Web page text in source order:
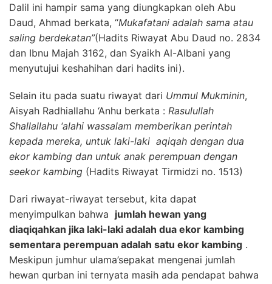
Dalil ini hampir sama yang diungkapkan oleh Abu
Daud, Ahmad berkata, “Mukafatani adalah sama atau
saling berdekatan”(Hadits Riwayat Abu Daud no. 2834
dan Ibnu Majah 3162, dan Syaikh Al-Albani yang
menyutujui keshahihan dari hadits ini).
Selain itu pada suatu riwayat dari Ummul Mukminin,
Aisyah Radhiallahu ‘Anhu berkata : Rasulullah
Shallallahu ‘alahi wassalam memberikan perintah
kepada mereka, untuk laki-laki aqiqah dengan dua
ekor kambing dan untuk anak perempuan dengan
seekor kambing (Hadits Riwayat Tirmidzi no. 1513)
Dari riwayat-riwayat tersebut, kita dapat
menyimpulkan bahwa jumlah hewan yang
diaqiqahkan jika laki-laki adalah dua ekor kambing
sementara perempuan adalah satu ekor kambing .
Meskipun jumhur ulama’sepakat mengenai jumlah
hewan qurban ini ternyata masih ada pendapat bahwa